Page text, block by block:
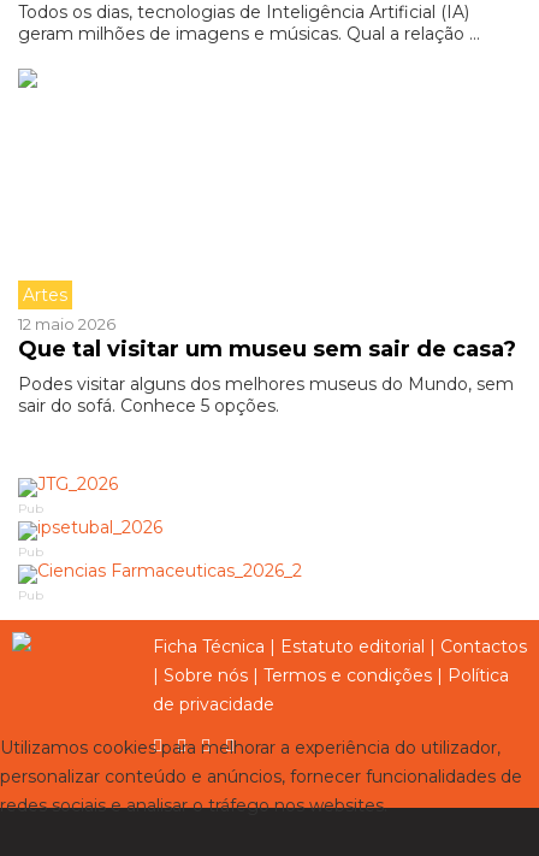
Todos os dias, tecnologias de Inteligência Artificial (IA)
geram milhões de imagens e músicas. Qual a relação ...
Artes
12 maio 2026
Que tal visitar um museu sem sair de casa?
Podes visitar alguns dos melhores museus do Mundo, sem
sair do sofá. Conhece 5 opções.
Pub
Pub
Pub
Ficha Técnica | Estatuto editorial | Contactos
| Sobre nós | Termos e condições | Política
de privacidade
Utilizamos cookies para melhorar a experiência do utilizador,
personalizar conteúdo e anúncios, fornecer funcionalidades de
redes sociais e analisar o tráfego nos websites.